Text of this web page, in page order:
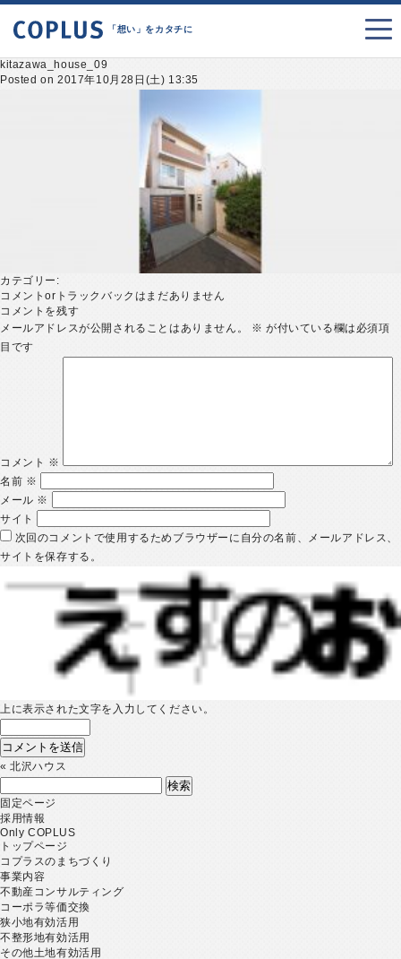
「想い」をカタチに
kitazawa_house_09
Posted on 2017年10月28日(土) 13:35
カテゴリー:
コメントorトラックバックはまだありません
コメントを残す
メールアドレスが公開されることはありません。
※ が付いている欄は必須項
目です
コメント ※
名前 ※
メール ※
サイト
次回のコメントで使用するためブラウザーに自分の名前、メールアドレス、
サイトを保存する。
上に表示された文字を入力してください。
«北沢ハウス
索:
固定ページ
採用情報
Only COPLUS
トップページ
コプラスのまちづくり
事業内容
不動産コンサルティング
コーポラ等価交換
狭小地有効活用
不整形地有効活用
その他土地有効活用